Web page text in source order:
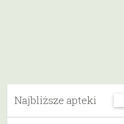
Najbliższe apteki